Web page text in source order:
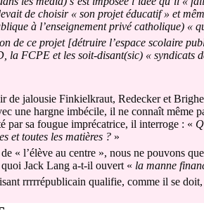
de choisir « son projet éducatif » et
à l’enseignement privé catholique) «
de ce projet [détruire l’espace scolaire
la FCPE et les soit-disant(sic) « syndicats
de jalousie Finkielkraut, Redecker et
une hargne imbécile, il ne connaît même
sa fougue imprécatrice, il interroge : «
et toutes les matières ?»
« l’élève au centre », nous ne pouvons
Jack Lang a-t-il ouvert « la manne
rrrrrépublicain qualifie, comme il se